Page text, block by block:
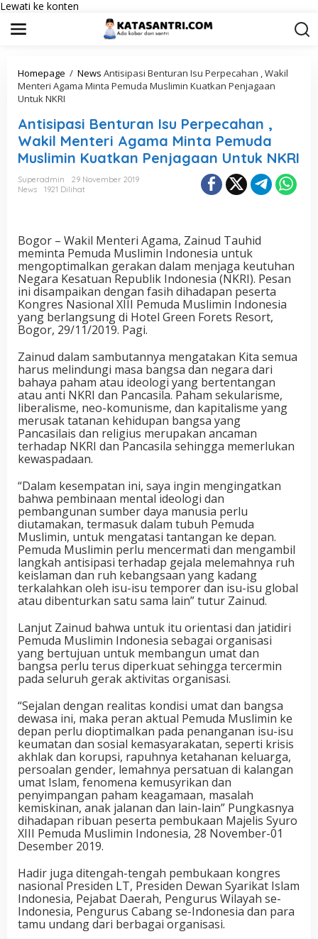
Lewati ke konten
Homepage / News Antisipasi Benturan Isu Perpecahan , Wakil
Menteri Agama Minta Pemuda Muslimin Kuatkan Penjagaan
Untuk NKRI
Antisipasi Benturan Isu Perpecahan ,
Wakil Menteri Agama Minta Pemuda
Muslimin Kuatkan Penjagaan Untuk NKRI
Superadmin
29 November 2019
News
1921 Dilihat
Bogor – Wakil Menteri Agama, Zainud Tauhid
meminta Pemuda Muslimin Indonesia untuk
mengoptimalkan gerakan dalam menjaga keutuhan
Negara Kesatuan Republik Indonesia (NKRI). Pesan
ini disampaikan dengan fasih dihadapan peserta
Kongres Nasional XIII Pemuda Muslimin Indonesia
yang berlangsung di Hotel Green Forets Resort,
Bogor, 29/11/2019. Pagi.
Zainud dalam sambutannya mengatakan Kita semua
harus melindungi masa bangsa dan negara dari
bahaya paham atau ideologi yang bertentangan
atau anti NKRI dan Pancasila. Paham sekularisme,
liberalisme, neo-komunisme, dan kapitalisme yang
merusak tatanan kehidupan bangsa yang
Pancasilais dan religius merupakan ancaman
terhadap NKRI dan Pancasila sehingga memerlukan
kewaspadaan.
“Dalam kesempatan ini, saya ingin mengingatkan
bahwa pembinaan mental ideologi dan
pembangunan sumber daya manusia perlu
diutamakan, termasuk dalam tubuh Pemuda
Muslimin, untuk mengatasi tantangan ke depan.
Pemuda Muslimin perlu mencermati dan mengambil
langkah antisipasi terhadap gejala melemahnya ruh
keislaman dan ruh kebangsaan yang kadang
terkalahkan oleh isu-isu temporer dan isu-isu global
atau dibenturkan satu sama lain” tutur Zainud.
Lanjut Zainud bahwa untuk itu orientasi dan jatidiri
Pemuda Muslimin Indonesia sebagai organisasi
yang bertujuan untuk membangun umat dan
bangsa perlu terus diperkuat sehingga tercermin
pada seluruh gerak aktivitas organisasi.
“Sejalan dengan realitas kondisi umat dan bangsa
dewasa ini, maka peran aktual Pemuda Muslimin ke
depan perlu dioptimalkan pada penanganan isu-isu
keumatan dan sosial kemasyarakatan, seperti krisis
akhlak dan korupsi, rapuhnya ketahanan keluarga,
persoalan gender, lemahnya persatuan di kalangan
umat Islam, fenomena kemusyrikan dan
penyimpangan paham keagamaan, masalah
kemiskinan, anak jalanan dan lain-lain” Pungkasnya
dihadapan ribuan peserta pembukaan Majelis Syuro
XIII Pemuda Muslimin Indonesia, 28 November-01
Desember 2019.
Hadir juga ditengah-tengah pembukaan kongres
nasional Presiden LT, Presiden Dewan Syarikat Islam
Indonesia, Pejabat Daerah, Pengurus Wilayah se-
Indonesia, Pengurus Cabang se-Indonesia dan para
tamu undang dari berbagai organisasi.